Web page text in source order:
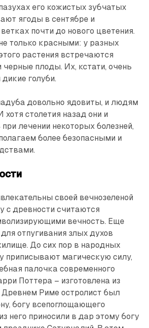
его кожистых зубчатых
ягоды в сентябре и
почти до нового цветения.
только красными: у разных
растения встречаются
плоды. Их, кстати, очень
голуби.
довольно ядовиты, и людям
хотя столетия назад они и
лечении некоторых болезней,
более безопасными и
своей вечнозеленой
с древности считаются
вечность. Еще
отпугивания злых духов
До сих пор в народных
приписывают магическую силу,
палочка современного
Поттера – изготовлена из
Древнем Риме остролист был
богу всепоглощающего
него приносили в дар этому богу